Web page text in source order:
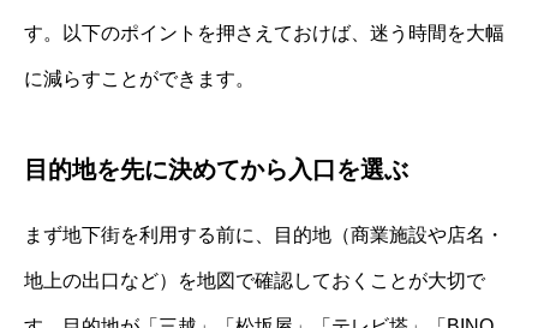
す。以下のポイントを押さえておけば、迷う時間を大幅
に減らすことができます。
目的地を先に決めてから入口を選ぶ
まず地下街を利用する前に、目的地（商業施設や店名・
地上の出口など）を地図で確認しておくことが大切で